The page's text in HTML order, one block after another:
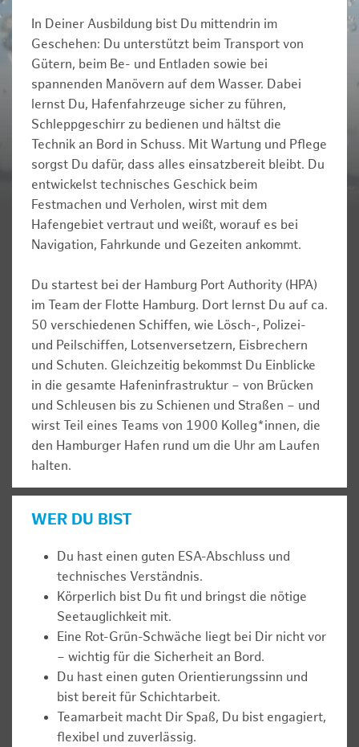
In Deiner Ausbildung bist Du mittendrin im
Geschehen: Du unterstützt beim Transport von
Gütern, beim Be- und Entladen sowie bei
spannenden Manövern auf dem Wasser. Dabei
lernst Du, Hafenfahrzeuge sicher zu führen,
Schleppgeschirr zu bedienen und hältst die
Technik an Bord in Schuss. Mit Wartung und Pflege
sorgst Du dafür, dass alles einsatzbereit bleibt. Du
entwickelst technisches Geschick beim
Festmachen und Verholen, wirst mit dem
Hafengebiet vertraut und weißt, worauf es bei
Navigation, Fahrkunde und Gezeiten ankommt.
Du startest bei der Hamburg Port Authority (HPA)
im Team der Flotte Hamburg. Dort lernst Du auf ca.
50 verschiedenen Schiffen, wie Lösch-, Polizei-
und Peilschiffen, Lotsenversetzern, Eisbrechern
und Schuten. Gleichzeitig bekommst Du Einblicke
in die gesamte Hafeninfrastruktur – von Brücken
und Schleusen bis zu Schienen und Straßen – und
wirst Teil eines Teams von 1900 Kolleg*innen, die
den Hamburger Hafen rund um die Uhr am Laufen
halten.
WER DU BIST
Du hast einen guten ESA-Abschluss und
technisches Verständnis.
Körperlich bist Du fit und bringst die nötige
Seetauglichkeit mit.
Eine Rot-Grün-Schwäche liegt bei Dir nicht vor
– wichtig für die Sicherheit an Bord.
Du hast einen guten Orientierungssinn und
bist bereit für Schichtarbeit.
Teamarbeit macht Dir Spaß, Du bist engagiert,
flexibel und zuverlässig.